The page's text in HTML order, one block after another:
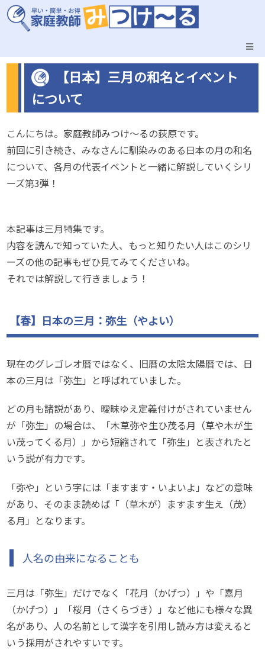
【日本】三月の和名とイベント
について
こんにちは。家庭教師みつけ～るの荻原です。
前回に引き続き、みなさんに馴染みのある日本の月の和名
について、各月の代表イベントと一緒に解説していくシリ
ーズ第3弾！
本記事は三月特集です。
内容を読んで知っていた人、もっと知りたい人はこのシリ
ーズの他の記事もぜひ見てみてくださいね。
それでは解説して行きましょう！
【春】日本の三月：弥生（やよい）
現在のグレゴレオ暦ではなく、旧暦の太陰太陽暦では、日
本の三月は「弥生」と呼ばれていました。
どの月も諸説があり、曖昧ゆえ定義付けがされていません
が「弥生」の場合は、「木草弥や生ひ茂る月（草や木が生
い茂ってくる月）」から短縮されて「弥生」と表されたと
いう説が有力です。
「弥や」という字には「ますます・いよいよ」などの意味
があり、そのまま読めば「（草木が）ますます生え（茂）
る月」となります。
人名の由来になることも
三月は「弥生」だけでなく「花月（かげつ）」や「嘉月
（かげつ）」「桜月（さくらづき）」など他にも様々な異
名があり、人の名前として漢字を引用し読み方は変えると
いう採用がされやすいです。